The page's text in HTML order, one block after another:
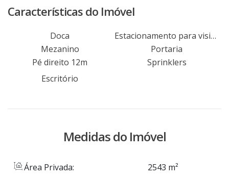
externo e interno para carros, caminhões,
motoristas; refeitório e vestiários. Excelente
localização, apenas a 25 km do centro de
Porto Alegre. Agende hoje mesmo uma visita
com um de nossos consultores.
Características do Imóvel
Doca
Estacionamento para visitantes
Mezanino
Portaria
Pé direito 12m
Sprinklers
Escritório
Medidas do Imóvel
Área Privada: 2543 m²